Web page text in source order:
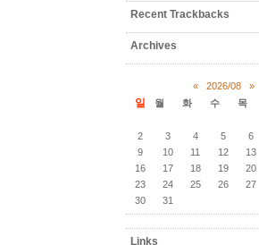
Recent Trackbacks
Archives
« 2026/08 »
일 월 화 수 목
2
3 4 5 6
9
10 11 12 13
16
17 18 19 20
23
24 25 26 27
30
31
Links